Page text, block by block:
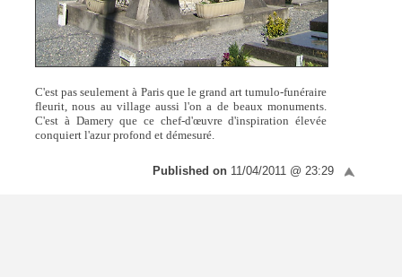
C'est pas seulement à Paris que le grand art tumulo-funéraire
fleurit, nous au village aussi l'on a de beaux monuments.
C'est à Damery que ce chef-d'œuvre d'inspiration élevée
conquiert l'azur profond et démesuré.
Published on 11/04/2011 @ 23:29